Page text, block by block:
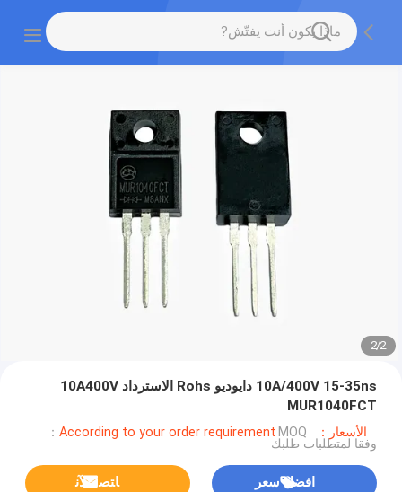
2
/
2
10A/400V 15-35ns دايوديو Rohs الاسترداد 10A400V
MUR1040FCT
الأسعار：According to your order requirement MOQ：
وفقا لمتطلبات طلبك
افضل سعر ﺎﺘﺼﻟ ﺍﻶﻧ